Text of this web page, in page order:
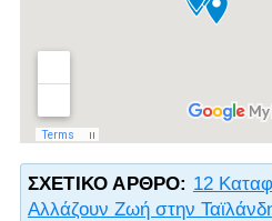
ΣΧΕΤΙΚΌ ΆΡΘΡΟ: 12
Αλλάζουν Ζωή στην